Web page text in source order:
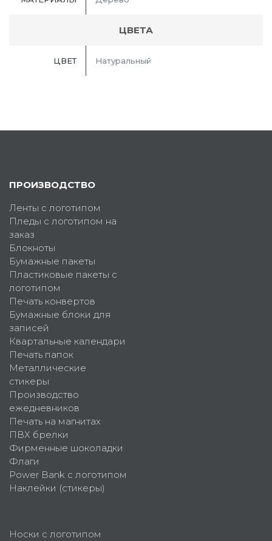
ЦВЕТА
ЦВЕТ Натуральный
ПРОИЗВОДСТВО
Ленты с логотипом
Пледы с логотипом на
заказ
Блокноты
Бумажные пакеты
Пластиковые пакеты с
логотипом
Печать конвертов
Бумажные блоки для
записей
Квартальные календари
Печать папок
Металлические
стикеры
Производство
ежедневников
Печать на магнитах
ПВХ брелки
Фирменные шоколадки
Флаги
Power Bank с логотипом
Наклейки (стикеры)
Носки с логотипом